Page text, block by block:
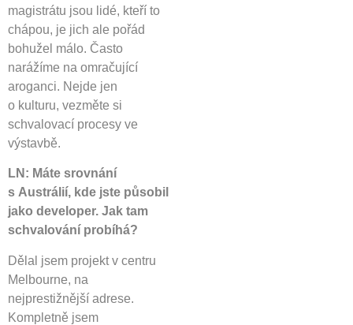
magistrátu jsou lidé, kteří to
chápou, je jich ale pořád
bohužel málo. Často
narážíme na omračující
aroganci. Nejde jen
o kulturu, vezměte si
schvalovací procesy ve
výstavbě.
LN: Máte srovnání
s Austrálií, kde jste působil
jako developer. Jak tam
schvalování probíhá?
Dělal jsem projekt v centru
Melbourne, na
nejprestižnější adrese.
Kompletně jsem